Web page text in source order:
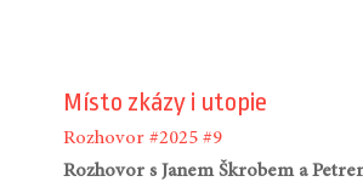
Místo zkázy i utopie
Rozhovor #2025 #9
Rozhovor s Janem Škrobem a